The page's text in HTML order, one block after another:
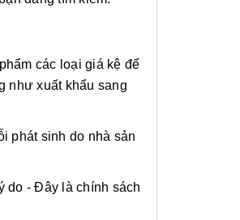
các loại giá kệ để
như xuất khẩu sang
phát sinh do nhà sản
do - Đây là chính sách